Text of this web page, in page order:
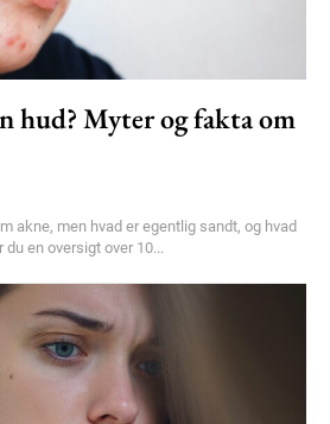
dolor
hud? Myter og fakta om
akne, men hvad er egentlig sandt, og hvad
en oversigt over 10...